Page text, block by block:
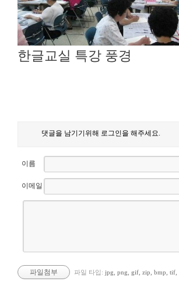
한글교실 특강 풍경
댓글을 남기기위해 로그인을 해주세요.
이름
이메일
파일첨부 파일 타입: jpg, png, gif, zip, bmp, tif,